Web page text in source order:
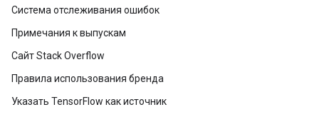
Система отслеживания ошибок
Примечания к выпускам
Сайт Stack Overflow
Правила использования бренда
Указать TensorFlow как источник